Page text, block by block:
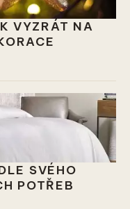
VYZRÁT NA
SVÉHO
POTŘEB